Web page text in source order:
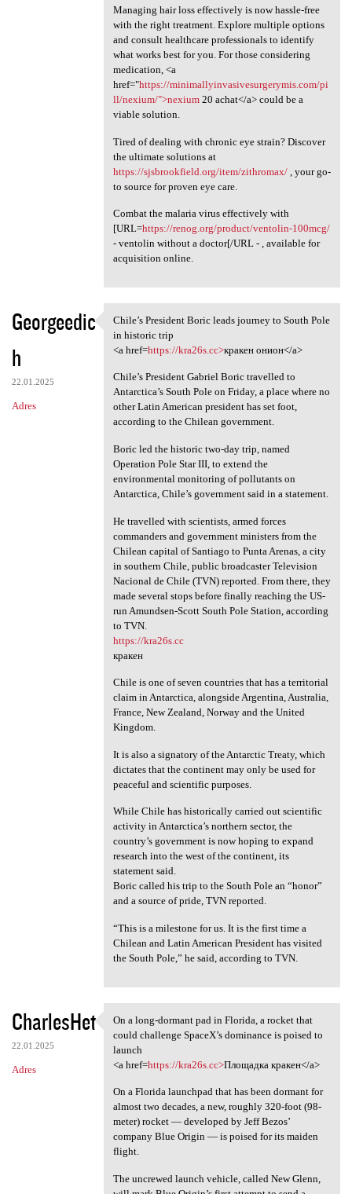
Managing hair loss effectively is now hassle-free
with the right treatment. Explore multiple options
and consult healthcare professionals to identify
what works best for you. For those considering
medication, <a
href="https://minimallyinvasivesurgerymis.com/pi
ll/nexium/">nexium20 achat</a> could be a
viable solution.
Tired of dealing with chronic eye strain? Discover
the ultimate solutions at
https://sjsbrookfield.org/item/zithromax/, your go-
to source for proven eye care.
Combat the malaria virus effectively with
[URL=https://renog.org/product/ventolin-100mcg/
- ventolin without a doctor[/URL - , available for
acquisition online.
Georgeedic
h
22.01.2025
Adres
Chile’s President Boric leads
Chile’s President Boric leads journey to South Pole
in historic trip
<a href=https://kra26s.cc>кракен онион</a>
Chile’s President Gabriel Boric travelled to
Antarctica’s South Pole on Friday, a place where no
other Latin American president has set foot,
according to the Chilean government.
Boric led the historic two-day trip, named
Operation Pole Star III, to extend the
environmental monitoring of pollutants on
Antarctica, Chile’s government said in a statement.
He travelled with scientists, armed forces
commanders and government ministers from the
Chilean capital of Santiago to Punta Arenas, a city
in southern Chile, public broadcaster Television
Nacional de Chile (TVN) reported. From there, they
made several stops before finally reaching the US-
run Amundsen-Scott South Pole Station, according
to TVN.
https://kra26s.cc
кракен
Chile is one of seven countries that has a territorial
claim in Antarctica, alongside Argentina, Australia,
France, New Zealand, Norway and the United
Kingdom.
It is also a signatory of the Antarctic Treaty, which
dictates that the continent may only be used for
peaceful and scientific purposes.
While Chile has historically carried out scientific
activity in Antarctica’s northern sector, the
country’s government is now hoping to expand
research into the west of the continent, its
statement said.
Boric called his trip to the South Pole an “honor”
and a source of pride, TVN reported.
“This is a milestone for us. It is the first time a
Chilean and Latin American President has visited
the South Pole,” he said, according to TVN.
CharlesHet
22.01.2025
Adres
On a long-dormant pad in
On a long-dormant pad in Florida, a rocket that
could challenge SpaceX’s dominance is poised to
launch
<a href=https://kra26s.cc>Площадка кракен</a>
On a Florida launchpad that has been dormant for
almost two decades, a new, roughly 320-foot (98-
meter) rocket — developed by Jeff Bezos’
company Blue Origin — is poised for its maiden
flight.
The uncrewed launch vehicle, called New Glenn,